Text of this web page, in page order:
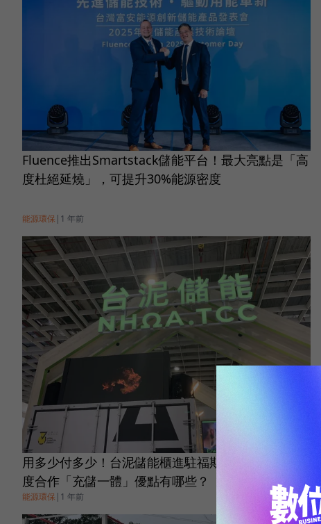
Fluence推出Smartstack儲能平台！最大亮點是「高
度杜絕延燒」，可提升30%能源密度
能源環保 | 1 年前
用多少付多少！台泥儲能櫃進駐福斯汽車，與車廠首
度合作「充儲一體」優點有哪些？
能源環保 | 1 年前